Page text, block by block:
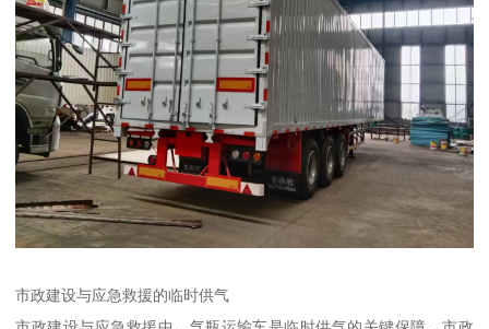
市政建设与应急救援的临时供气​